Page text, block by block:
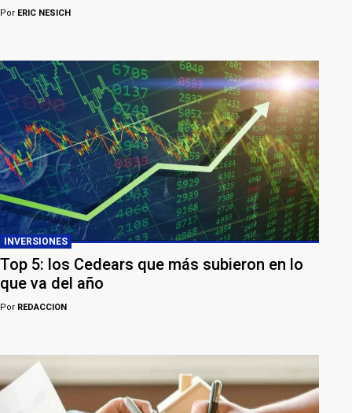
Por ERIC NESICH
INVERSIONES
Top 5: los Cedears que más subieron en lo
que va del año
Por REDACCION